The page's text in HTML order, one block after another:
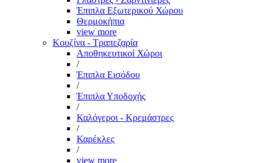
Έπιπλα Εξωτερικού Χώρου
Θερμοκήπια
view more
Κουζίνα - Τραπεζαρία
Αποθηκευτικοί Χώροι
/
Έπιπλα Εισόδου
/
Έπιπλα Υποδοχής
/
Καλόγεροι - Κρεμάστρες
/
Καρέκλες
/
view more